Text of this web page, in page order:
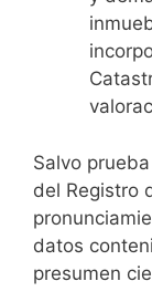
Salvo
del Registro
datos
presumen